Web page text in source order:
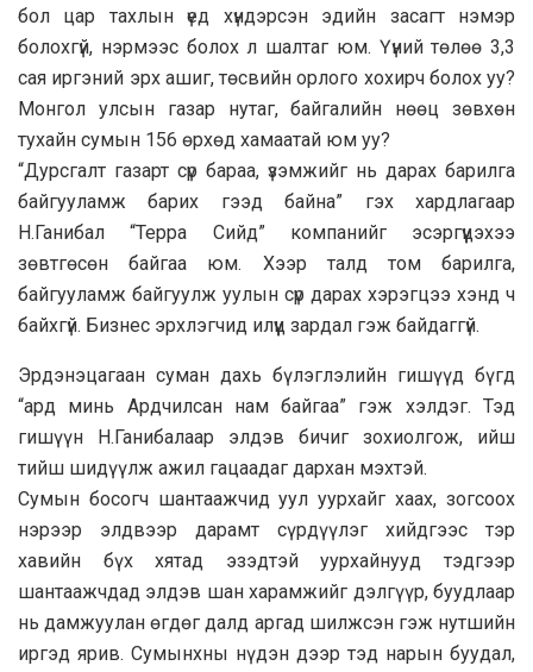
бол цар тахлын үед хүндэрсэн эдийн засагт нэмэр
болохгүй, нэрмээс болох л шалтаг юм. Үүний төлөө 3,3
сая иргэний эрх ашиг, төсвийн орлого хохирч болох уу?
Монгол улсын газар нутаг, байгалийн нөөц зөвхөн
тухайн сумын 156 өрхөд хамаатай юм уу?
“Дурсгалт газарт сүр бараа, үзэмжийг нь дарах барилга
байгууламж барих гээд байна” гэх хардлагаар
Н.Ганибал “Терра Сийд” компанийг эсэргүүцэхээ
зөвтгөсөн байгаа юм. Хээр талд том барилга,
байгууламж байгуулж уулын сүр дарах хэрэгцээ хэнд ч
байхгүй. Бизнес эрхлэгчид илүүц зардал гэж байдаггүй.
Эрдэнэцагаан суман дахь бүлэглэлийн гишүүд бүгд
“ард минь Ардчилсан нам байгаа” гэж хэлдэг. Тэд
гишүүн Н.Ганибалаар элдэв бичиг зохиолгож, ийш
тийш шидүүлж ажил гацаадаг дархан мэхтэй.
Сумын босогч шантаажчид уул уурхайг хаах, зогсоох
нэрээр элдвээр дарамт сүрдүүлэг хийдгээс тэр
хавийн бүх хятад эзэдтэй уурхайнууд тэдгээр
шантаажчдад элдэв шан харамжийг дэлгүүр, буудлаар
нь дамжуулан өгдөг далд аргад шилжсэн гэж нутшийн
иргэд ярив. Сумынхны нүдэн дээр тэд нарын буудал,